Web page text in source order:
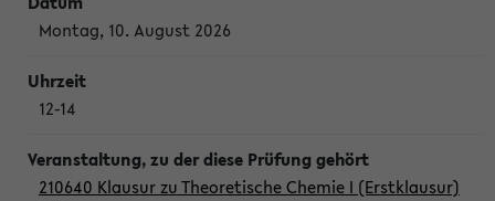
Montag, 10. August 2026
12-14
210640 Klausur zu Theoretische Chemie I (Erstklausur)